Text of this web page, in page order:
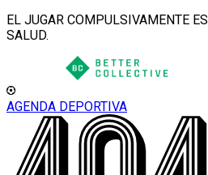
EL JUGAR COMPULSIVAMENTE
SALUD.
AGENDA DEPORTIVA